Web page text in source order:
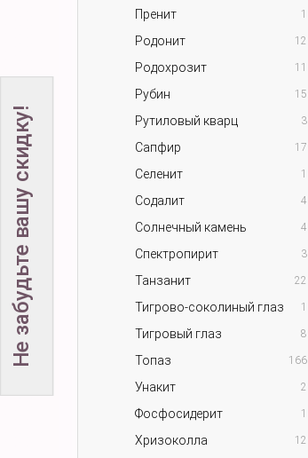
Пренит 1
Родонит 12
Родохрозит 11
Рубин 15
Рутиловый кварц 3
Сапфир 17
Селенит 1
Содалит 4
Солнечный камень 4
Спектропирит 3
Танзанит 22
Тигрово-соколиный глаз 1
Тигровый глаз 8
Топаз 166
Унакит 2
Фосфосидерит 1
Хризоколла 12
Не забудьте вашу скидку!